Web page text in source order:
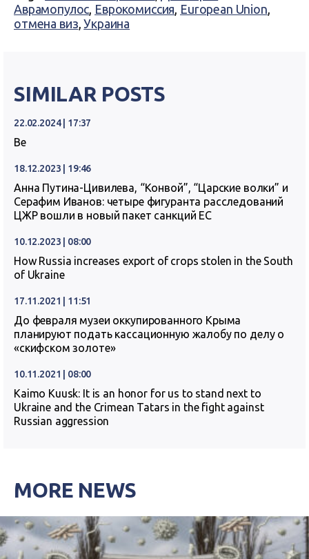
Аврамопулос Еврокомиссия European Union
отмена виз ,Украина
SIMILAR POSTS
22.02.2024 | 17:37
Ве
18.12.2023 | 19:46
Анна Путина-Цивилева, “Конвой”, “Царские волки” и
Серафим Иванов: четыре фигуранта расследований
ЦЖР вошли в новый пакет санкций ЕС
10.12.2023 | 08:00
How Russia increases export of crops stolen in the South
of Ukraine
17.11.2021 | 11:51
До февраля музеи оккупированного Крыма
планируют подать кассационную жалобу по делу о
«скифском золоте»
10.11.2021 | 08:00
Kaimo Kuusk: It is an honor for us to stand next to
Ukraine and the Crimean Tatars in the fight against
Russian aggression
MORE NEWS